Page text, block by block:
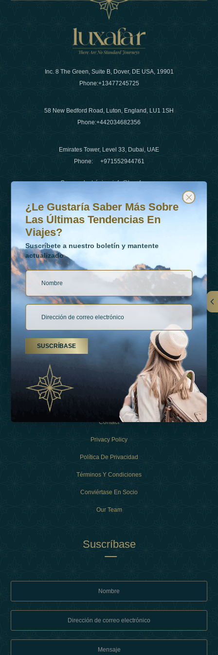
Inc. 8 The Green, Suite B, Dover, DE USA, 19901
Phone:+13477245725
58 New Bedford Road, Luton, England, LU1 1SH
Phone:+442034682356
Emirates Tower, Level 33, Dubai, UAE
Phone: +971552944761
Correo electrónico:info@luxafar.com
Número de WhatsApp
+442034682356
+971552944761
Vínculos
Tipos De Vacaciones
Contact
Privacy Policy
Política De Privacidad
Términos Y Condiciones
Conviértase En Socio
Our Team
Suscríbase
¿Le gustaría saber más sobre las últimas tendencias en
Suscríbete a nuestro boletín y mantente actualizado
¿Le Gustaría Saber Más Sobre
Las Últimas Tendencias En
Viajes?
Suscríbete a nuestro boletín y mantente
actualizado
SUSCRÍBASE